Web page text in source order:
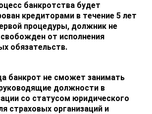
банкротства будет
кредиторами в течение 5 лет
процедуры, должник не
от исполнения
обязательств.
банкрот не сможет занимать
должности в
со статусом юридического
страховых организаций и